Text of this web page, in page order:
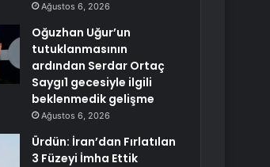
Ağustos 6, 2026
Oğuzhan Uğur’un
tutuklanmasının
ardından Serdar Ortaç
Saygı1 gecesiyle ilgili
beklenmedik gelişme
Ağustos 6, 2026
Ürdün: İran’dan Fırlatılan
3 Füzeyi İmha Ettik